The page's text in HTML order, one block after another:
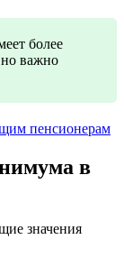
более
важно
пенсионерам
в
значения